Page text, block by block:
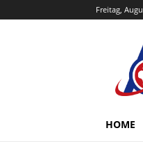
Freitag,
HOME